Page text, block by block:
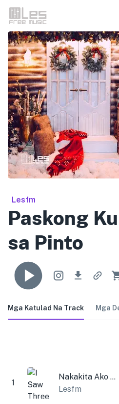
Lesfm
Paskong
sa Pinto
Mga Katulad Na Track Mga
1
Nakakita Ako ng Tatlong Barko (Christmas Bells)
Lesfm